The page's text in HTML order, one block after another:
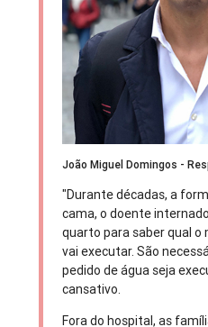
João Miguel Domingos -
"Durante décadas, a
cama, o doente
quarto para saber qual o
vai executar. São
pedido de água seja
cansativo.
Fora do hospital, as